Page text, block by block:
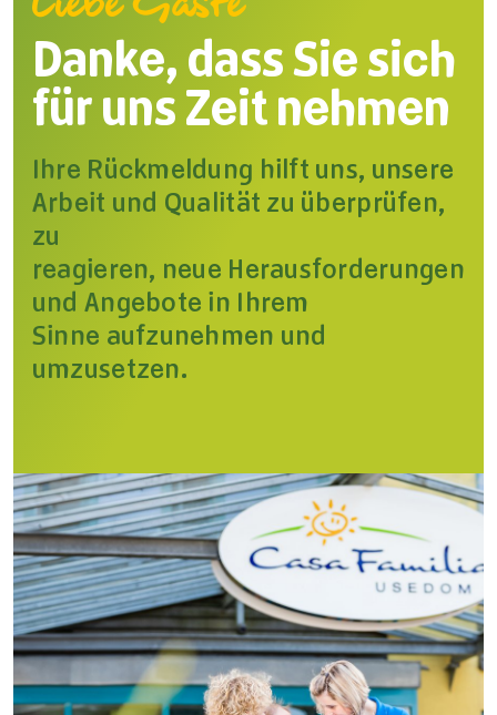
Danke, dass Sie sich
für uns Zeit nehmen
Ihre Rückmeldung hilft uns, unsere
Arbeit und Qualität zu überprüfen,
zu
reagieren, neue Herausforderungen
und Angebote in Ihrem
Sinne aufzunehmen und
umzusetzen.